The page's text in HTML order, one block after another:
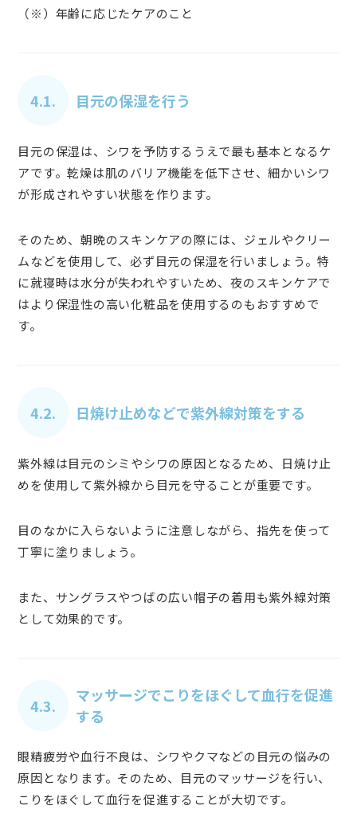
（※）年齢に応じたケアのこと
4.1. 目元の保湿を行う
目元の保湿は、シワを予防するうえで最も基本となるケ
アです。乾燥は肌のバリア機能を低下させ、細かいシワ
が形成されやすい状態を作ります。
そのため、朝晩のスキンケアの際には、ジェルやクリー
ムなどを使用して、必ず目元の保湿を行いましょう。特
に就寝時は水分が失われやすいため、夜のスキンケアで
はより保湿性の高い化粧品を使用するのもおすすめで
す。
4.2. 日焼け止めなどで紫外線対策をする
紫外線は目元のシミやシワの原因となるため、日焼け止
めを使用して紫外線から目元を守ることが重要です。
目のなかに入らないように注意しながら、指先を使って
丁寧に塗りましょう。
また、サングラスやつばの広い帽子の着用も紫外線対策
として効果的です。
4.3.
マッサージでこりをほぐして血行を促進
する
眼精疲労や血行不良は、シワやクマなどの目元の悩みの
原因となります。そのため、目元のマッサージを行い、
こりをほぐして血行を促進することが大切です。